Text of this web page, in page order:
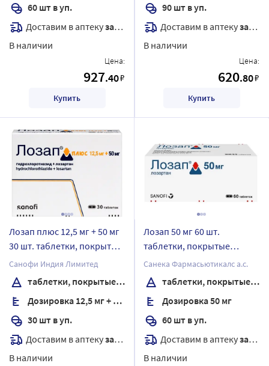
60 шт в уп.
Доставим в аптекузавтра
В наличии
Цена:
927.40₽
Купить
90 шт в уп.
Доставим в аптекузавтра
В наличии
Цена:
620.80₽
Купить
Лозап плюс 12,5 мг + 50 мг
30 шт. таблетки, покрытые
пленочной оболочкой
Санофи Индия Лимитед
таблетки, покрытые пленочной оболочкой
Дозировка 12,5 мг + 50 мг
30 шт в уп.
Доставим в аптекузавтра
В наличии
Лозап 50 мг 60 шт.
таблетки, покрытые
пленочной оболочкой
Санека Фармасьютикалс а.с.
таблетки, покрытые пленочной оболочкой
Дозировка 50 мг
60 шт в уп.
Доставим в аптекузавтра
В наличии